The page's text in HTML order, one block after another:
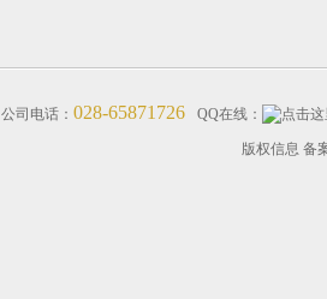
公司电话： 028-65871726 QQ在线：
版权信息 备